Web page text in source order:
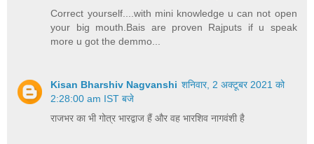
Correct yourself....with mini knowledge u can not open
your big mouth.Bais are proven Rajputs if u speak
more u got the demmo...
Kisan Bharshiv Nagvanshi शनिवार, 2 अक्टूबर 2021 को
2:28:00 am IST बजे
राजभर का भी गोत्र भारद्वाज हैं और वह भारशिव नागवंशी है